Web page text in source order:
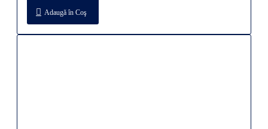
Adaugă în Coş